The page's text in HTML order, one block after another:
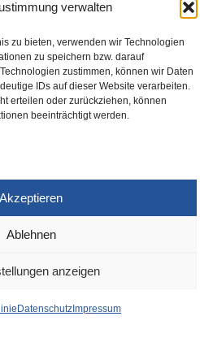
verwalten
zu bieten, verwenden wir Technologien
zu speichern bzw. darauf
zustimmen, können wir Daten
IDs auf dieser Website verarbeiten.
erteilen oder zurückziehen, können
beeinträchtigt werden.
Akzeptieren
Ablehnen
anzeigen
Datenschutz Impressum
COOKIE-RICHTLINIE (EU)